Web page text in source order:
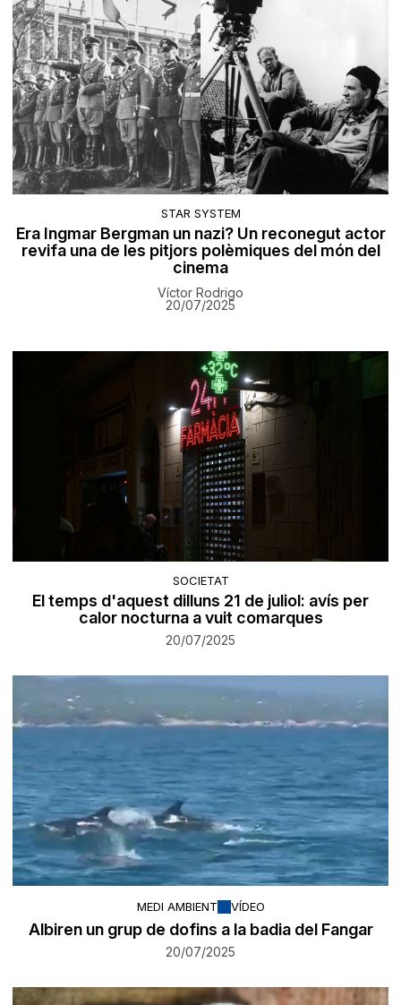
STAR SYSTEM
Era Ingmar Bergman un nazi? Un reconegut actor
revifa una de les pitjors polèmiques del món del
cinema
Víctor Rodrigo
20/07/2025
SOCIETAT
El temps d'aquest dilluns 21 de juliol: avís per
calor nocturna a vuit comarques
20/07/2025
MEDI AMBIENT VÍDEO
Albiren un grup de dofins a la badia del Fangar
20/07/2025